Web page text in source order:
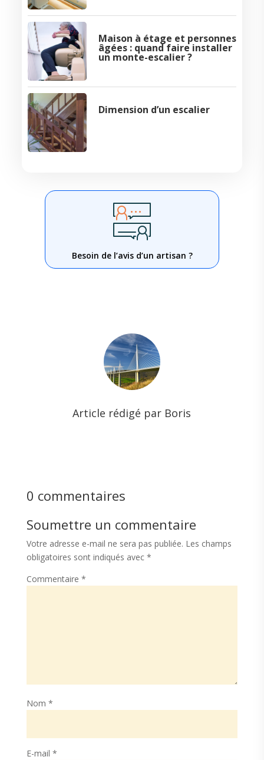
Maison à étage et personnes
âgées : quand faire installer
un monte-escalier ?
Dimension d’un escalier
Besoin de l’avis d’un artisan ?
Article rédigé par Boris
0 commentaires
Soumettre un commentaire
Votre adresse e-mail ne sera pas publiée. Les champs
obligatoires sont indiqués avec *
Commentaire *
Nom *
E-mail *